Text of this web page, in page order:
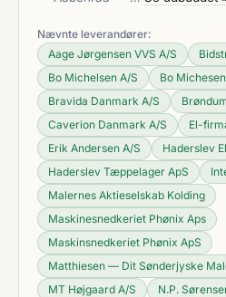
Nævnte leverandører:
Aage Jørgensen VVS A/S
Bo Michelsen A/S
Bo
Bravida Danmark A/S
Caverion Danmark A/S
El-
Erik Andersen A/S
Haderslev
Haderslev Tæppelager ApS
Malernes Aktieselskab Kolding
Maskinesnedkeriet Phønix Aps
Maskinsnedkeriet Phønix ApS
Matthiesen — Dit Sønderjyske
MT Højgaard A/S
N.P.